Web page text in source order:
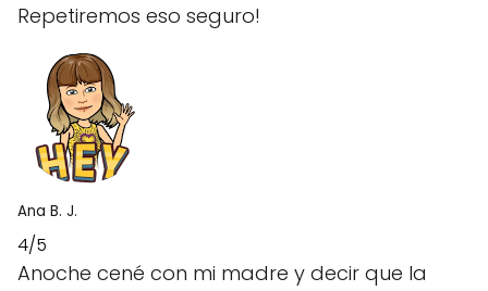
Repetiremos eso seguro!
Ana B. J.
4/5
Anoche cené con mi madre y decir que la